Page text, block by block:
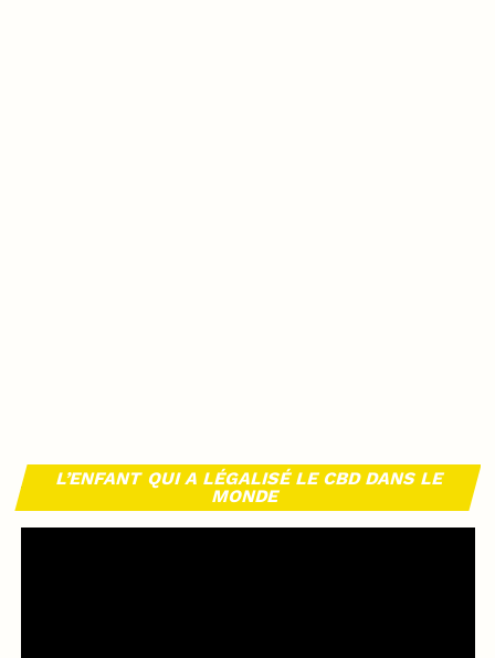
L’ENFANT QUI A LÉGALISÉ LE CBD DANS LE
MONDE